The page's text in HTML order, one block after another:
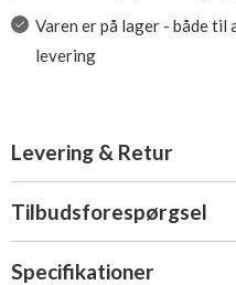
Varen er på lager - både
levering
Levering & Retur
Tilbudsforespørgsel
Specifikationer